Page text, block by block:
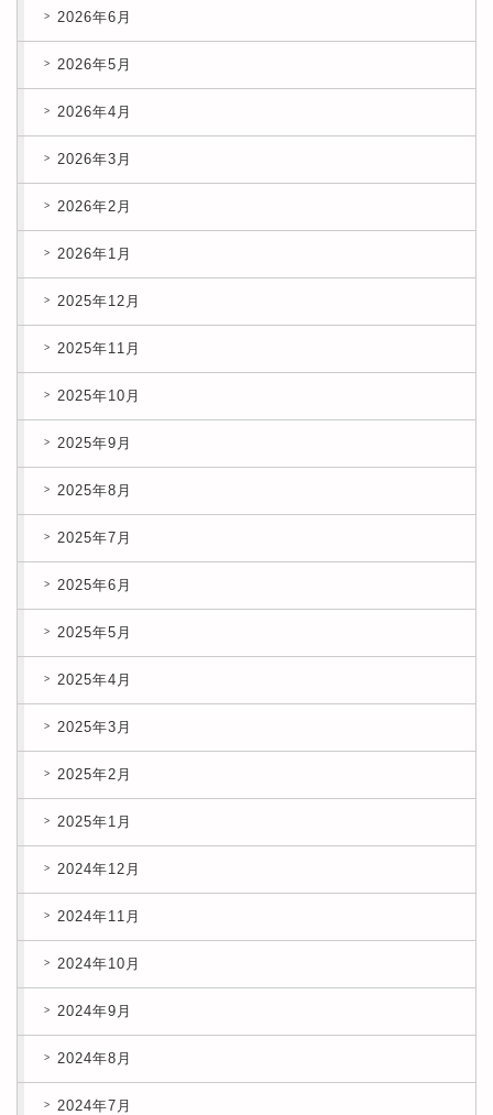
2026年6月
2026年5月
2026年4月
2026年3月
2026年2月
2026年1月
2025年12月
2025年11月
2025年10月
2025年9月
2025年8月
2025年7月
2025年6月
2025年5月
2025年4月
2025年3月
2025年2月
2025年1月
2024年12月
2024年11月
2024年10月
2024年9月
2024年8月
2024年7月